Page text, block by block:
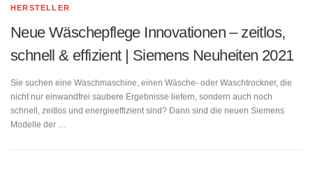
HERSTELLER
Neue Wäschepflege Innovationen – zeitlos,
schnell & effizient | Siemens Neuheiten 2021
Sie suchen eine Waschmaschine, einen Wäsche- oder Waschtrockner, die
nicht nur einwandfrei saubere Ergebnisse liefern, sondern auch noch
schnell, zeitlos und energieeffizient sind? Dann sind die neuen Siemens
Modelle der …